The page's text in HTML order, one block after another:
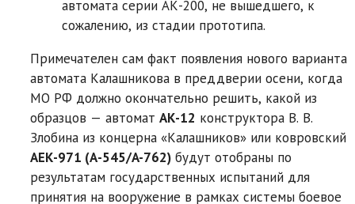
автомата серии АК-200, не вышедшего, к
сожалению, из стадии прототипа.
Примечателен сам факт появления нового варианта
автомата Калашникова в преддверии осени, когда
МО РФ должно окончательно решить, какой из
образцов — автомат АК-12 конструктора В. В.
Злобина из концерна «Калашников» или ковровский
АEК-971 (А-545/A-762) будут отобраны по
результатам государственных испытаний для
принятия на вооружение в рамках системы боевое